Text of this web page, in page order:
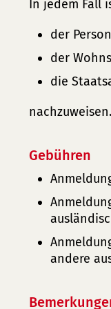
In jedem Fall
der
der
die
nachzuweisen.
Gebühren
andere